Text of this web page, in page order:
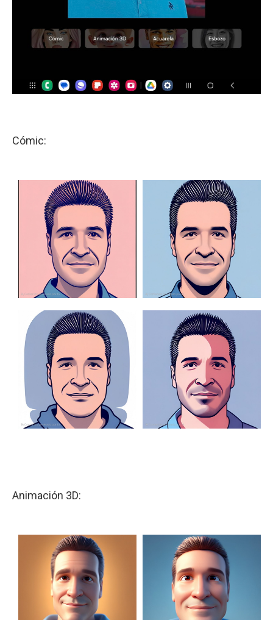
Cómic:
Animación 3D: